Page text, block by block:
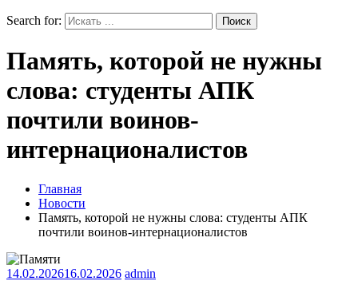
Search for:
Память, которой не нужны
слова: студенты АПК
почтили воинов-
интернационалистов
Главная
Новости
Память, которой не нужны слова: студенты АПК
почтили воинов-интернационалистов
14.02.202616.02.2026 admin